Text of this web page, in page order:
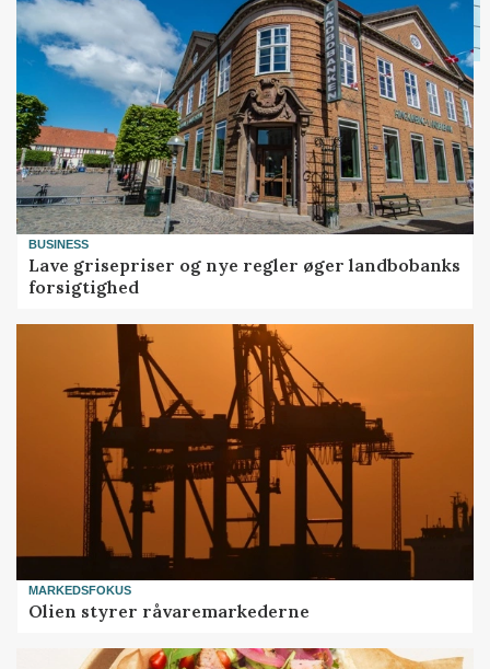
BUSINESS
Lave grisepriser og nye regler øger landbobanks
forsigtighed
MARKEDSFOKUS
Olien styrer råvaremarkederne